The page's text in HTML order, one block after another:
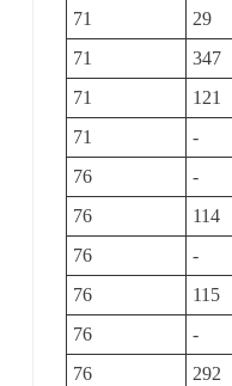
71
29
71
347
71
121
71
-
76
-
76
114
76
-
76
115
76
-
76
292